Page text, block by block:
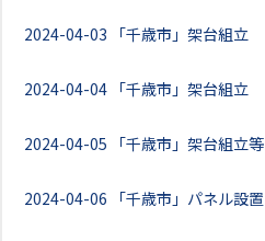
2024-04-03 「千歳市」架台組立
2024-04-04 「千歳市」架台組立
2024-04-05 「千歳市」架台組立等
2024-04-06 「千歳市」パネル設置